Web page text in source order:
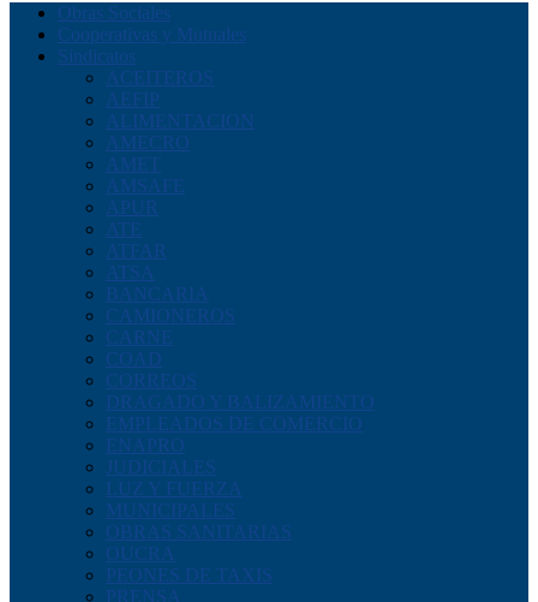
Obras Sociales
Cooperativas y Mutuales
Sindicatos
ACEITEROS
AEFIP
ALIMENTACION
AMECRO
AMET
AMSAFE
APUR
ATE
ATFAR
ATSA
BANCARIA
CAMIONEROS
CARNE
COAD
CORREOS
DRAGADO Y BALIZAMIENTO
EMPLEADOS DE COMERCIO
ENAPRO
JUDICIALES
LUZ Y FUERZA
MUNICIPALES
OBRAS SANITARIAS
OUCRA
PEONES DE TAXIS
PRENSA